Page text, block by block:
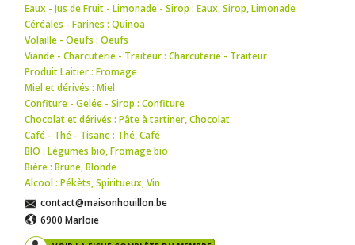
Eaux - Jus de Fruit - Limonade - Sirop : Eaux,Sirop,Limonade
Céréales - Farines : Quinoa
Volaille - Oeufs : Oeufs
Viande - Charcuterie - Traiteur : Charcuterie - Traiteur
Produit Laitier : Fromage
Miel et dérivés : Miel
Confiture - Gelée - Sirop : Confiture
Chocolat et dérivés : Pâte à tartiner,Chocolat
Café - Thé - Tisane : Thé,Café
BIO : Légumes bio,Fromage bio
Bière : Brune,Blonde
Alcool : Pékèts,Spiritueux,Vin
contact@maisonhouillon.be
6900 Marloie